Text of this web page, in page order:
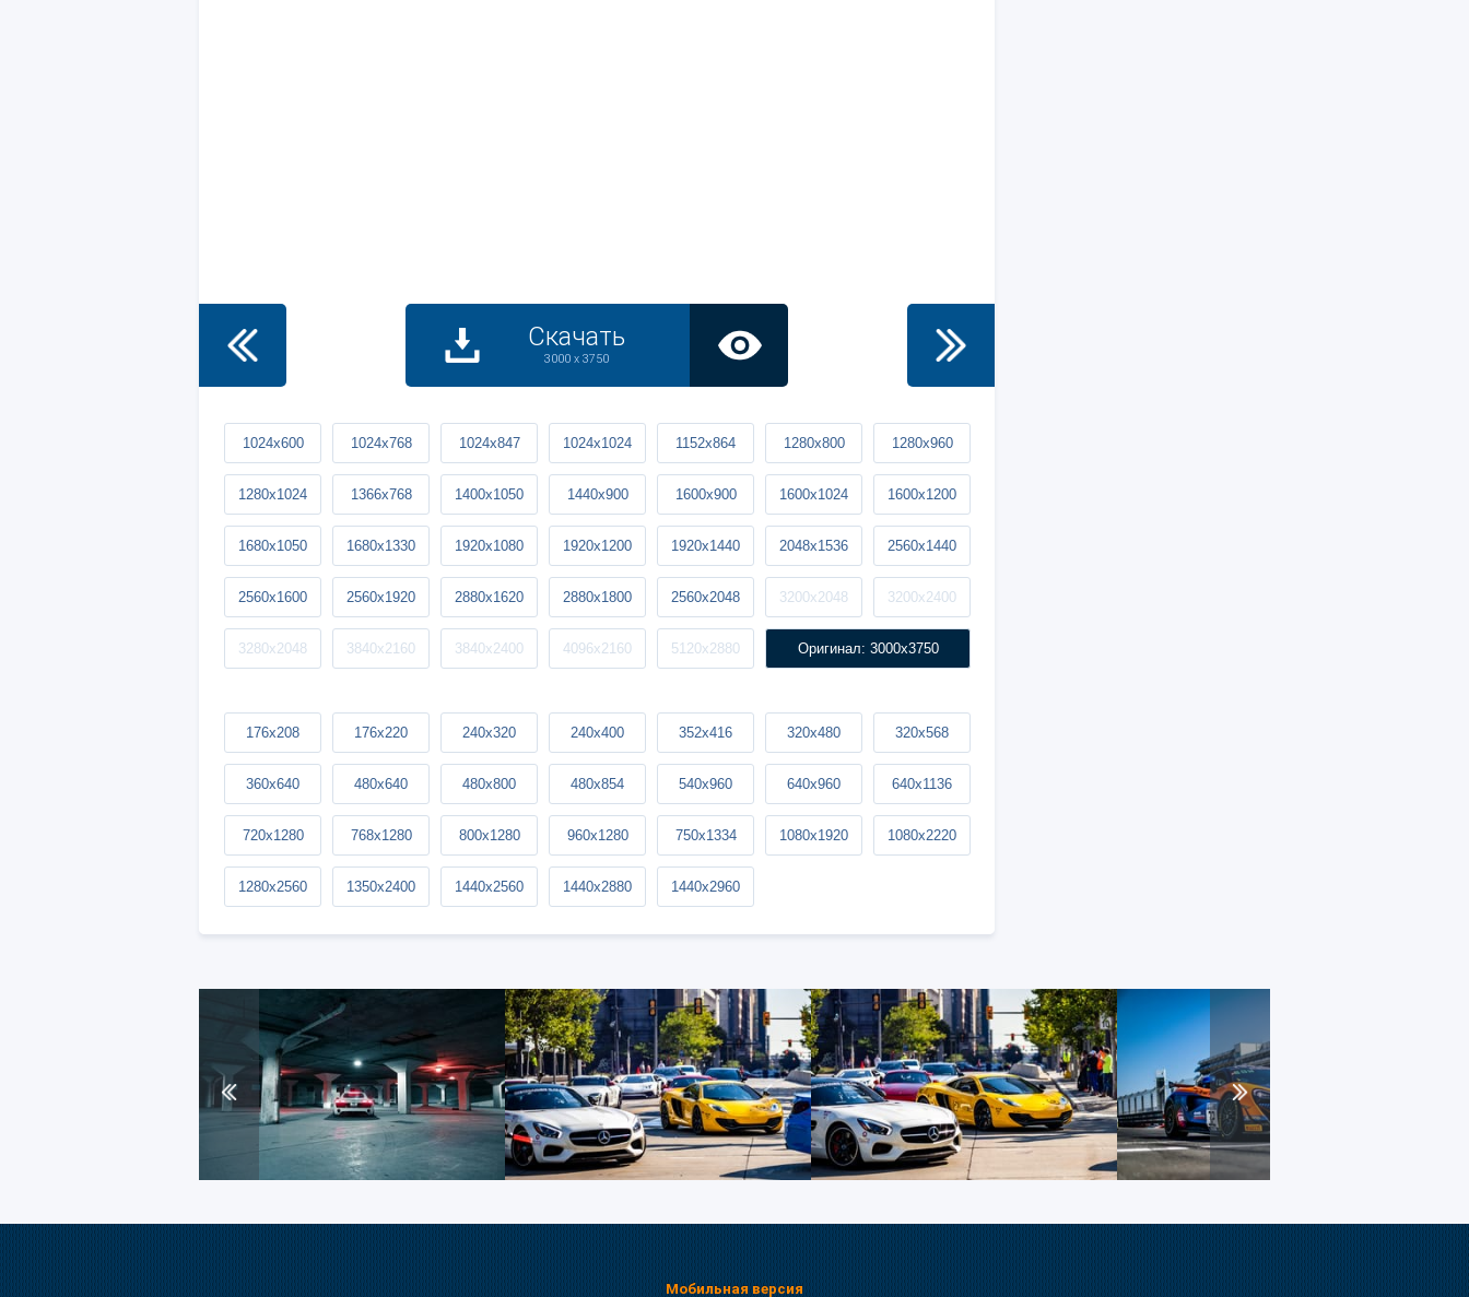
Скачать
3000 x 3750
1024x600 1024x768 1024x847 1024x1024 1152x864 1280x800 1280x960
1280x1024 1366x768 1400x1050 1440x900 1600x900 1600x1024 1600x1200
1680x1050 1680x1330 1920x1080 1920x1200 1920x1440 2048x1536 2560x1440
2560x1600 2560x1920 2880x1620 2880x1800 2560x2048 3200x2048 3200x2400
3280x2048 3840x2160 3840x2400 4096x2160 5120x2880 Оригинал: 3000x3750
176x208 176x220 240x320 240x400 352x416 320x480 320x568
360x640 480x640 480x800 480x854 540x960 640x960 640x1136
720x1280 768x1280 800x1280 960x1280 750x1334 1080x1920 1080x2220
1280x2560 1350x2400 1440x2560 1440x2880 1440x2960
Мобильная версия